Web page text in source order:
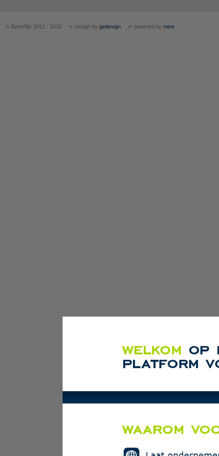
© BizforBiz 2012 - 2026 » design by gedesign » powered by mive